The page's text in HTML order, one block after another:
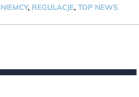
NIEMCY, REGULACJE, TOP NEWS